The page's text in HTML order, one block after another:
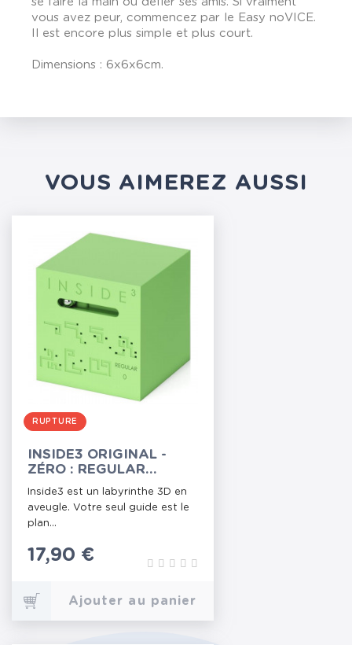
vous avez peur, commencez par le Easy noVICE.
Il est encore plus simple et plus court.
Dimensions : 6x6x6cm.
VOUS AIMEREZ AUSSI
RUPTURE
INSIDE3 ORIGINAL -
ZÉRO : REGULAR
(VERT)
Inside3 est un labyrinthe 3D en
aveugle. Votre seul guide est le
plan...
Prix
17,90 €
Ajouter au panier